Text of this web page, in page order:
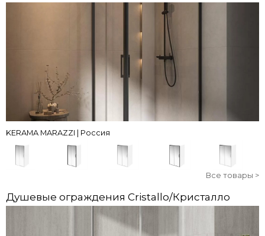
KERAMA MARAZZI | Россия
Все товары >
Душевые ограждения Cristallo/Кристалло